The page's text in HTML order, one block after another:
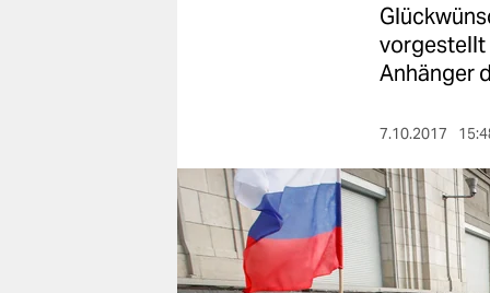
berlin
nord
wahrheit
vorgestellt
Anhänger
7.10.2017